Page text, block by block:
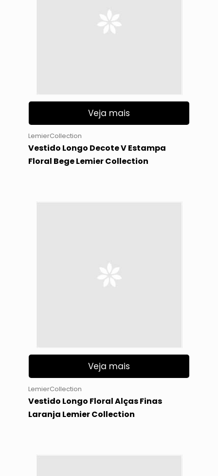
Veja mais
LemierCollection
Vestido Longo Decote V Estampa
Floral Bege Lemier Collection
Veja mais
LemierCollection
Vestido Longo Floral Alças Finas
Laranja Lemier Collection